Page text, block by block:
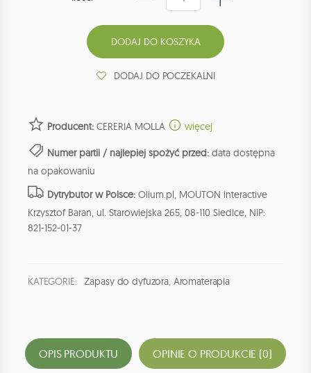
DODAJ DO POCZEKALNI
Producent: CERERIA MOLLA więcej
Numer partii / najlepiej spożyć przed: data dostępna
na opakowaniu
Dytrybutor w Polsce: Olium.pl, MOUTON interactive
Krzysztof Baran, ul. Starowiejska 265, 08-110 Siedlce, NIP:
821-152-01-37
KATEGORIE: Zapasy do dyfuzora, Aromaterapia
OPIS PRODUKTU OPINIE O PRODUKCIE (0)